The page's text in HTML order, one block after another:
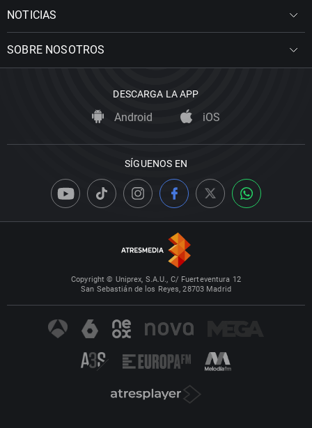
NOTICIAS
SOBRE NOSOTROS
DESCARGA LA APP
Android iOS
SÍGUENOS EN
Copyright © Uniprex, S.A.U., C/ Fuerteventura 12
San Sebastián de los Reyes, 28703 Madrid